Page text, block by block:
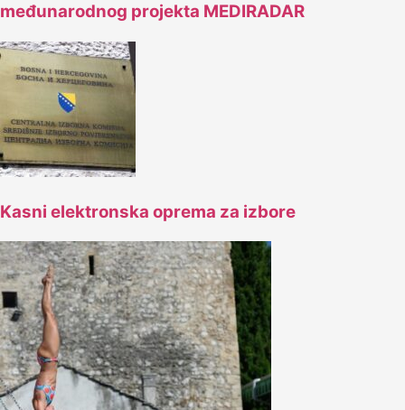
međunarodnog projekta MEDIRADAR
Kasni elektronska oprema za izbore